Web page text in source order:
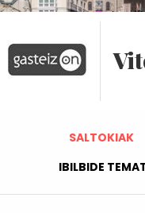
SALTOKIAK
IBILBIDE